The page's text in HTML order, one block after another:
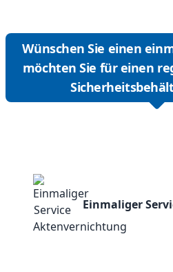
Wünschen Sie einen
möchten Sie für einen
Einmaliger